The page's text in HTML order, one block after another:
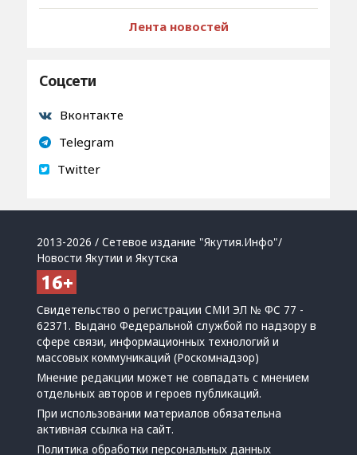
Лента новостей
Соцсети
Вконтакте
Telegram
Twitter
2013-2026 / Сетевое издание "Якутия.Инфо"/
Новости Якутии и Якутска
Свидетельство о регистрации СМИ ЭЛ № ФС 77 -
62371. Выдано Федеральной службой по надзору в
сфере связи, информационных технологий и
массовых коммуникаций (Роскомнадзор)
Мнение редакции может не совпадать с мнением
отдельных авторов и героев публикаций.
При использовании материалов обязательна
активная ссылка на сайт.
Политика обработки персональных данных